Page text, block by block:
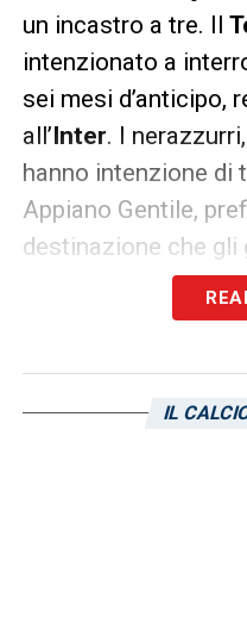
un incastro a tre. Il
intenzionato a
sei mesi d’anticipo,
all’Inter. I
hanno intenzione di
Appiano Gentile,
destinazione che
Ed è qui che si
lavorando per
un nuovo prestito
IL